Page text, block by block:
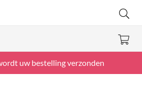
uw bestelling verzonden